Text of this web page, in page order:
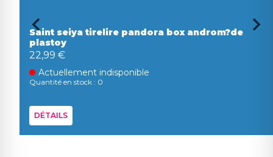
Saint seiya tirelire pandora box androm?de
plastoy
22,99 €
Actuellement indisponible
Quantité en stock : 0
DÉTAILS